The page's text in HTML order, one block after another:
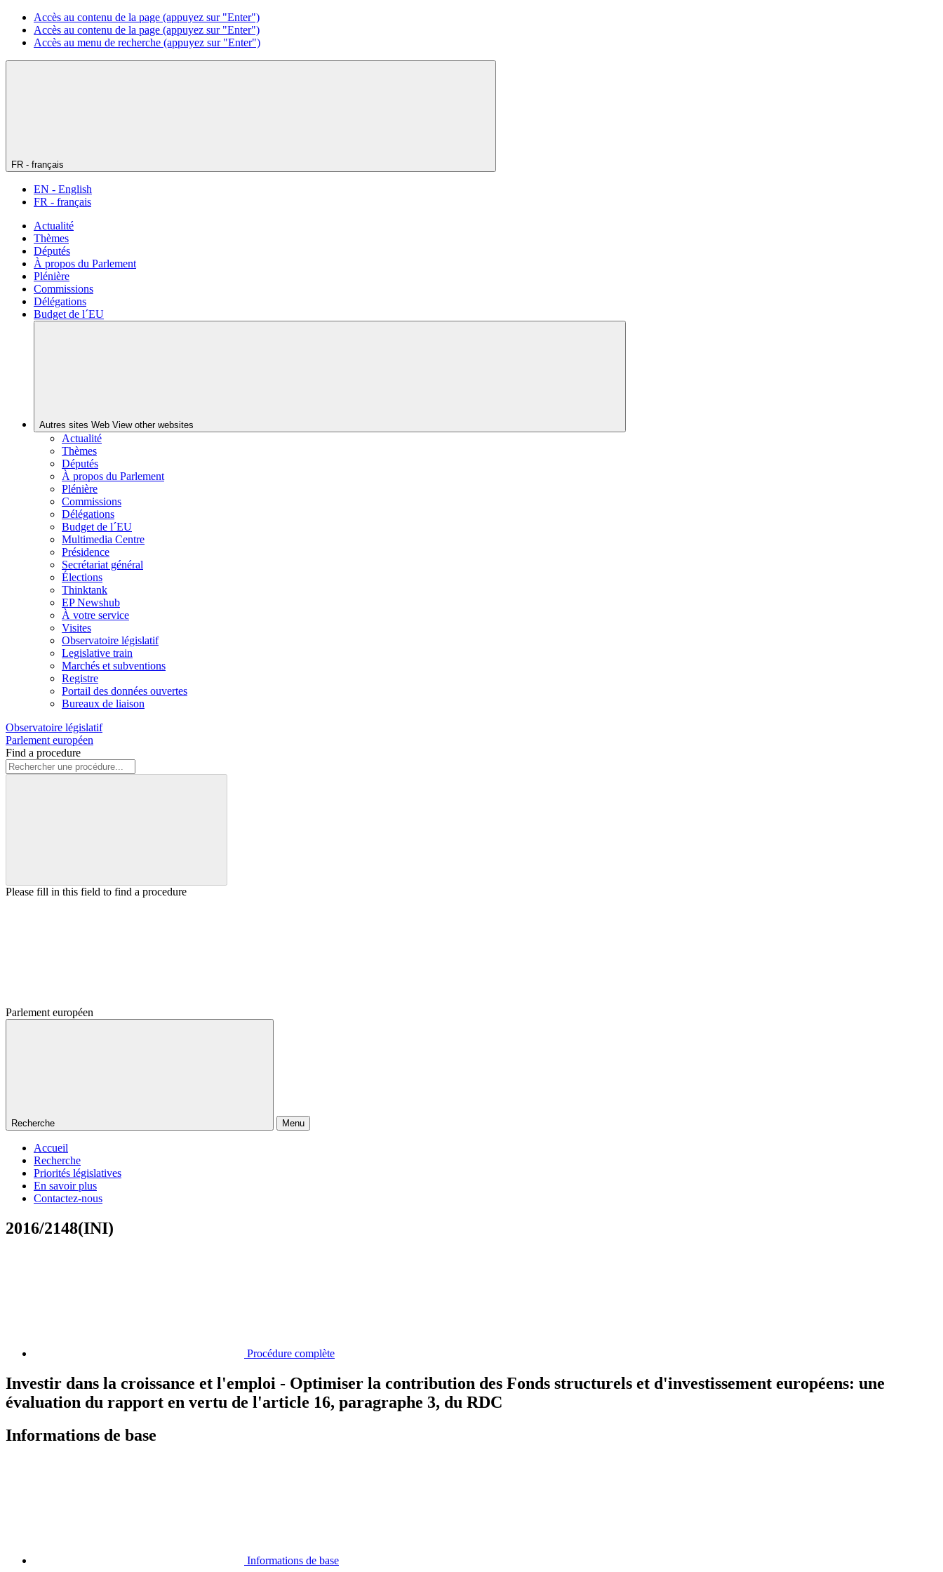
Accès au contenu de la page (appuyez sur "Enter")
Accès au contenu de la page (appuyez sur "Enter")
Accès au menu de recherche (appuyez sur "Enter")
FR - français
EN - English
FR - français
Actualité
Thèmes
Députés
À propos du Parlement
Plénière
Commissions
Délégations
Budget de l´EU
Autres sites Web View other websites
Actualité
Thèmes
Députés
À propos du Parlement
Plénière
Commissions
Délégations
Budget de l´EU
Multimedia Centre
Présidence
Secrétariat général
Élections
Thinktank
EP Newshub
À votre service
Visites
Observatoire législatif
Legislative train
Marchés et subventions
Registre
Portail des données ouvertes
Bureaux de liaison
Observatoire législatif
Parlement européen
Find a procedure
Please fill in this field to find a procedure
Parlement européen
Recherche Menu
Accueil
Recherche
Priorités législatives
En savoir plus
Contactez-nous
2016/2148(INI)
Procédure complète
Investir dans la croissance et l'emploi - Optimiser la contribution des Fonds structurels et d'investissement européens: une
évaluation du rapport en vertu de l'article 16, paragraphe 3, du RDC
Informations de base
Informations de base